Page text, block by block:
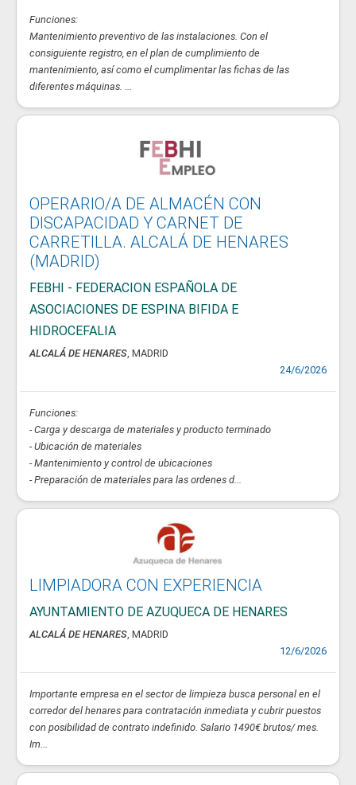
Funciones:
Mantenimiento preventivo de las instalaciones. Con el
consiguiente registro, en el plan de cumplimiento de
mantenimiento, así como el cumplimentar las fichas de las
diferentes máquinas. ...
OPERARIO/A DE ALMACÉN CON
DISCAPACIDAD Y CARNET DE
CARRETILLA. ALCALÁ DE HENARES
(MADRID)
FEBHI - FEDERACION ESPAÑOLA DE
ASOCIACIONES DE ESPINA BIFIDA E
HIDROCEFALIA
ALCALÁ DE HENARES, MADRID
24/6/2026
Funciones:
- Carga y descarga de materiales y producto terminado
- Ubicación de materiales
- Mantenimiento y control de ubicaciones
- Preparación de materiales para las ordenes d...
LIMPIADORA CON EXPERIENCIA
AYUNTAMIENTO DE AZUQUECA DE HENARES
ALCALÁ DE HENARES, MADRID
12/6/2026
Importante empresa en el sector de limpieza busca personal en el
corredor del henares para contratación inmediata y cubrir puestos
con posibilidad de contrato indefinido. Salario 1490€ brutos/ mes.
Im...